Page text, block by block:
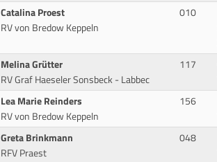
Catalina Proest
RV von Bredow Keppeln
010
Melina Grütter
RV Graf Haeseler Sonsbeck - Labbec
117
Lea Marie Reinders
RV von Bredow Keppeln
156
Greta Brinkmann
RFV Praest
048